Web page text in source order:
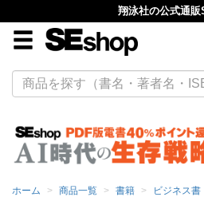
翔泳社の公式通
ホーム 商品一覧 書籍 ビジネス書